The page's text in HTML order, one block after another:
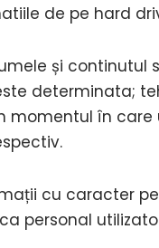
de pe hard
și continutul
determinata;
momentul în care
cu caracter
personal